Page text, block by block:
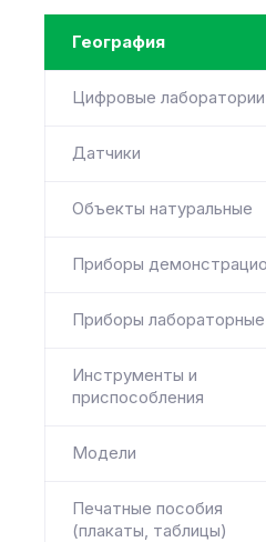
География
Цифровые лаборатории
Датчики
Объекты натуральные
Приборы
Приборы лабораторные
Инструменты и
приспособления
Модели
Печатные пособия
(плакаты, таблицы)